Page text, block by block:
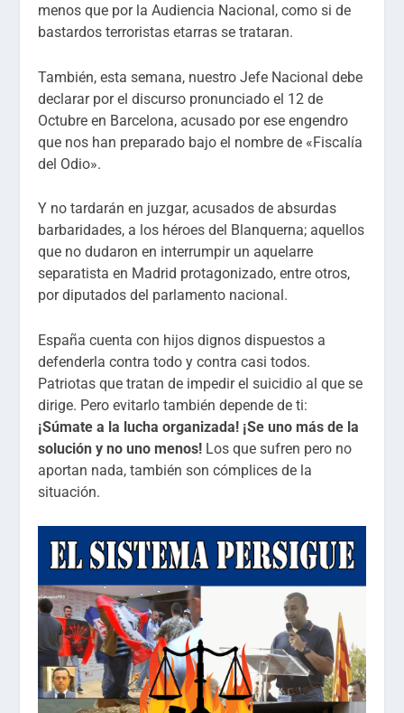
menos que por la Audiencia Nacional, como si de
bastardos terroristas etarras se trataran.
También, esta semana, nuestro Jefe Nacional debe
declarar por el discurso pronunciado el 12 de
Octubre en Barcelona, acusado por ese engendro
que nos han preparado bajo el nombre de «Fiscalía
del Odio».
Y no tardarán en juzgar, acusados de absurdas
barbaridades, a los héroes del Blanquerna; aquellos
que no dudaron en interrumpir un aquelarre
separatista en Madrid protagonizado, entre otros,
por diputados del parlamento nacional.
España cuenta con hijos dignos dispuestos a
defenderla contra todo y contra casi todos.
Patriotas que tratan de impedir el suicidio al que se
dirige. Pero evitarlo también depende de ti:
¡Súmate a la lucha organizada! ¡Se uno más de la
solución y no uno menos! Los que sufren pero no
aportan nada, también son cómplices de la
situación.